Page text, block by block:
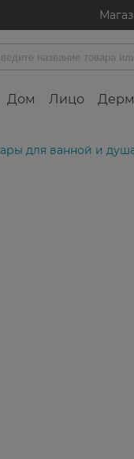
Дом Лицо
для ванной и